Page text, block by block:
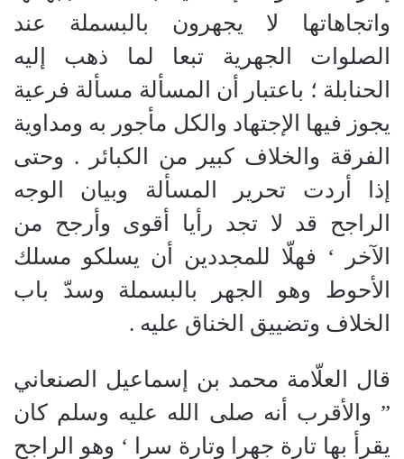
واتجاهاتها لا يجهرون بالبسملة عند
الصلوات الجهرية تبعا لما ذهب إليه
الحنابلة ؛ باعتبار أن المسألة مسألة فرعية
يجوز فيها الإجتهاد والكل مأجور به ومداوية
الفرقة والخلاف كبير من الكبائر . وحتى
إذا أردت تحرير المسألة وبيان الوجه
الراجح قد لا تجد رأيا أقوى وأرجح من
الآخر ‘ فهلّا للمجددين أن يسلكو مسلك
الأحوط وهو الجهر بالبسملة وسدّ باب
الخلاف وتضييق الخناق عليه .
قال العلّامة محمد بن إسماعيل الصنعاني
” والأقرب أنه صلى الله عليه وسلم كان
يقرأ بها تارة جهرا وتارة سرا ‘ وهو الراجح